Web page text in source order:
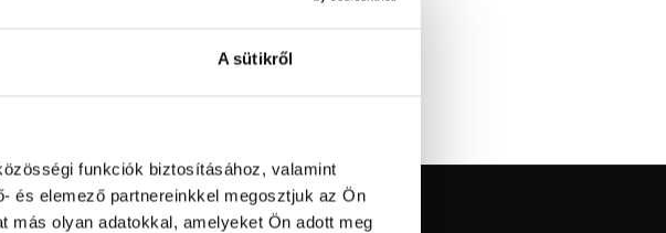
A sütikről
funkciók biztosításához, valamint
és elemező partnereinkkel megosztjuk az Ön
más olyan adatokkal, amelyeket Ön adott meg